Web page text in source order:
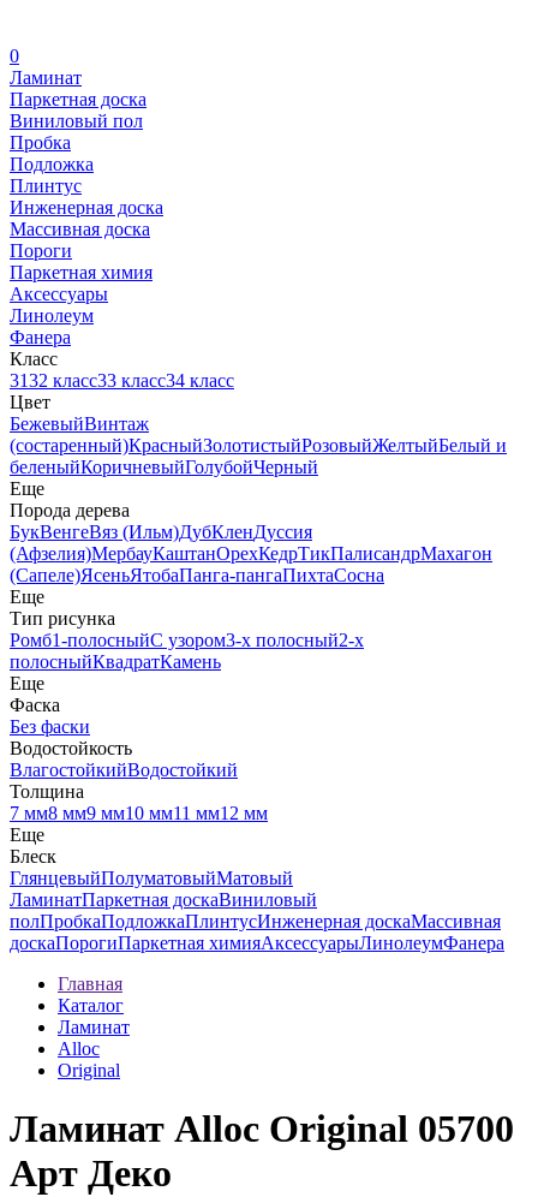
0
Ламинат
Паркетная доска
Виниловый пол
Пробка
Подложка
Плинтус
Инженерная доска
Массивная доска
Пороги
Паркетная химия
Аксессуары
Линолеум
Фанера
Класс
3132 класс33 класс34 класс
Цвет
БежевыйВинтаж
(состаренный)КрасныйЗолотистыйРозовыйЖелтыйБелый и
беленыйКоричневыйГолубойЧерный
Еще
Порода дерева
БукВенгеВяз (Ильм)ДубКленДуссия
(Афзелия)МербауКаштанОрехКедрТикПалисандрМахагон
(Сапеле)ЯсеньЯтобаПанга-пангаПихтаСосна
Еще
Тип рисунка
Ромб1-полосныйС узором3-х полосный2-х
полосныйКвадратКамень
Еще
Фаска
Без фаски
Водостойкость
ВлагостойкийВодостойкий
Толщина
7 мм8 мм9 мм10 мм11 мм12 мм
Еще
Блеск
ГлянцевыйПолуматовыйМатовый
ЛаминатПаркетная доскаВиниловый
полПробкаПодложкаПлинтусИнженерная доскаМассивная
доскаПорогиПаркетная химияАксессуарыЛинолеумФанера
Главная
Каталог
Ламинат
Alloc
Original
Ламинат Alloc Original 05700
Арт Деко